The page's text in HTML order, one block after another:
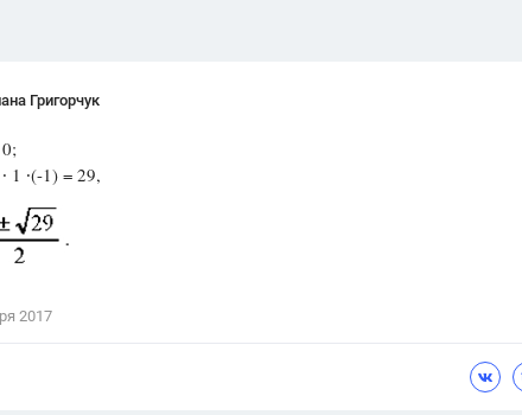
Григорчук
1 ∙(-1) = 29,
2017